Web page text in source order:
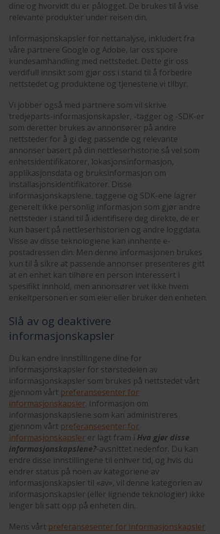
dine og hvorvidt du er pålogget. De brukes til å vise
relevante produkter under reisen din.
Informasjonskapsler for nettanalyse, inkludert fra
våre partnere Google og Adobe, lar oss spore
kundesamhandling med nettstedet. Dette gir oss
verdifull innsikt som gjør oss i stand til å forbedre
nettstedet og produktene og tjenestene vi tilbyr.
Vi jobber også med partnere som vil skrive
tredjeparts-informasjonskapsler, -tagger og -SDK-er
som deretter brukes av annonsører på andre
nettsteder for å gi deg passende og relevante
annonser basert på din nettleserhistorie så vel som
enhetsidentifikatorer, lokasjonsinformasjon,
applikasjonsdata og bruksinformasjon om
installasjonsidentifikatorer. Disse
informasjonskapslene, taggene og SDK-ene lagrer
generelt ikke personlig informasjon som gjør andre
nettsteder i stand til å identifisere deg direkte, de er
kun basert på nettleserhistorien og andre loggdata.
Visse av disse teknologiene kan innhente e-
postadressen din. Men denne informasjonen brukes
kun til å sikre at passende annonser presenteres gitt
at en enhet kan tilhøre en person interessert i
spesifikt innhold, men annonsører vet ikke hvem
enkeltpersonen er som eier eller bruker den enheten.
Slå av og deaktivere
informasjonskapsler
Du kan endre innstillingene dine for
informasjonskapsler for størstedelen av
informasjonskapsler som brukes på nettstedet vårt
gjennom vårt preferansesenter for
informasjonskapsler. Informasjon om
informasjonskapslene som kan administreres
gjennom vårt preferansesenter for
informasjonskapslerer lagt fram i Hva gjør disse
informasjonskapslene?-avsnittet nedenfor. Du kan
endre disse innstillingene til enhver tid, og hvis du
endrer status på noen av kategoriene av
informasjonskapsler til «av», vil denne kategorien av
informasjonskapsler (eller lignende teknologier) ikke
lenger bli satt opp på enheten din.
Mens vårt preferansesenter for informasjonskapsler